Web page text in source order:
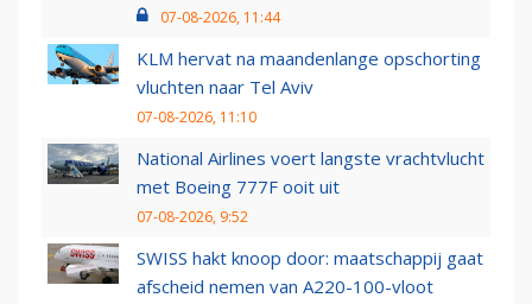
07-08-2026, 11:44
KLM hervat na maandenlange opschorting
vluchten naar Tel Aviv
07-08-2026, 11:10
National Airlines voert langste vrachtvlucht
met Boeing 777F ooit uit
07-08-2026, 9:52
SWISS hakt knoop door: maatschappij gaat
afscheid nemen van A220-100-vloot